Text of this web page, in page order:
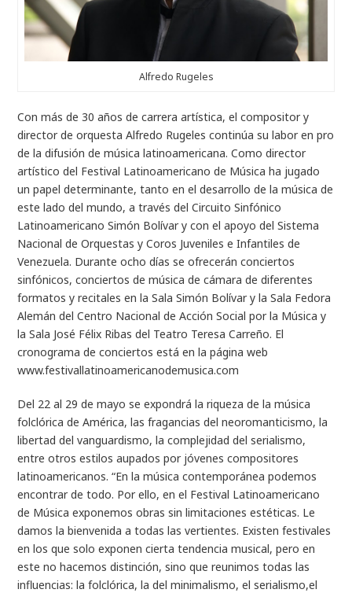
Alfredo Rugeles
Con más de 30 años de carrera artística, el compositor y
director de orquesta Alfredo Rugeles continúa su labor en pro
de la difusión de música latinoamericana. Como director
artístico del Festival Latinoamericano de Música ha jugado
un papel determinante, tanto en el desarrollo de la música de
este lado del mundo, a través del Circuito Sinfónico
Latinoamericano Simón Bolívar y con el apoyo del Sistema
Nacional de Orquestas y Coros Juveniles e Infantiles de
Venezuela. Durante ocho días se ofrecerán conciertos
sinfónicos, conciertos de música de cámara de diferentes
formatos y recitales en la Sala Simón Bolívar y la Sala Fedora
Alemán del Centro Nacional de Acción Social por la Música y
la Sala José Félix Ribas del Teatro Teresa Carreño. El
cronograma de conciertos está en la página web
www.festivallatinoamericanodemusica.com
Del 22 al 29 de mayo se expondrá la riqueza de la música
folclórica de América, las fragancias del neoromanticismo, la
libertad del vanguardismo, la complejidad del serialismo,
entre otros estilos aupados por jóvenes compositores
latinoamericanos. “En la música contemporánea podemos
encontrar de todo. Por ello, en el Festival Latinoamericano
de Música exponemos obras sin limitaciones estéticas. Le
damos la bienvenida a todas las vertientes. Existen festivales
en los que solo exponen cierta tendencia musical, pero en
este no hacemos distinción, sino que reunimos todas las
influencias: la folclórica, la del minimalismo, el serialismo,el